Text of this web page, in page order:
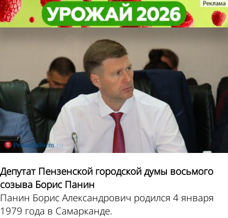
Панин Борис
Александрович
Персоны
Депутат Пензенской городской думы восьмого
созыва Борис Панин
Панин Борис Александрович родился 4 января
1979 года в Самарканде.
Панин Борис
Александрович
Персоны
Последние
упоминания